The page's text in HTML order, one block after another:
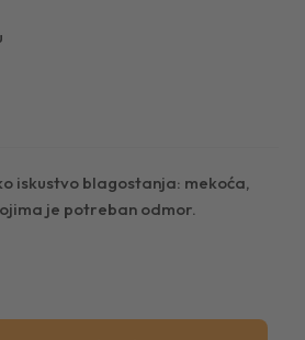
iskustvo blagostanja: mekoća,
je potreban odmor.